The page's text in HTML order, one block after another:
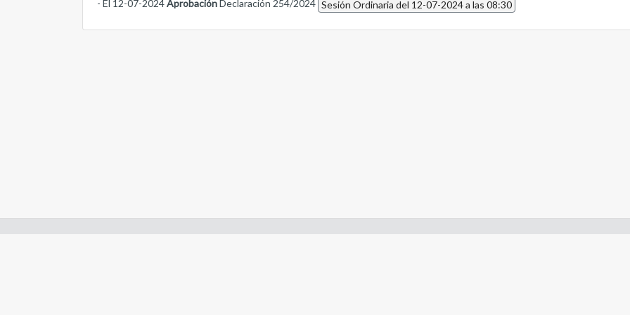
- El 12-07-2024AprobaciónDeclaración 254/2024 Sesión Ordinaria del 12-07-2024 a las 08:30